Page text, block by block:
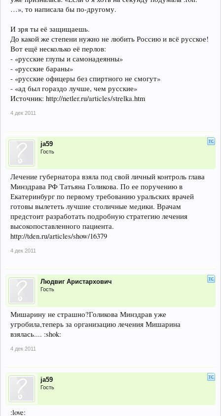
…», то написала бы по-другому.
И зря ты её защищаешь.
До какой же степени нужно не любить Россию и всё русское!
Вот ещё несколько её перлов:
- «русские глупы и самонадеянны»
- «русские бараны»
- «русские офицеры без спиртного не смогут»
- «ад был гораздо лучше, чем русские»
Источник: http://netler.ru/articles/strelka.htm
4 дек 2011
ja59
Гость
Лечение губернатора взяла под свой личный контроль глава
Минздрава РФ Татьяна Голикова. По ее поручению в
Екатеринбург по первому требованию уральских врачей
готовы вылететь лучшие столичные медики. Врачам
предстоит разработать подробную стратегию лечения
высокопоставленного пациента.
http://tden.ru/articles/show/16379
4 дек 2011
Людвиг Аристархович
Гость
Мишарину не страшно?Голикова Минздрав уже
угробила,теперь за организацию лечения Мишарина
взялась.... :shok:
4 дек 2011
ja59
Гость
:love: